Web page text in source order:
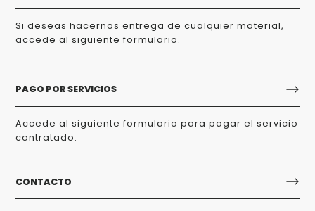
Si deseas hacernos entrega de cualquier material,
accede al siguiente formulario.
PAGO POR SERVICIOS
Accede al siguiente formulario para pagar el servicio
contratado.
CONTACTO